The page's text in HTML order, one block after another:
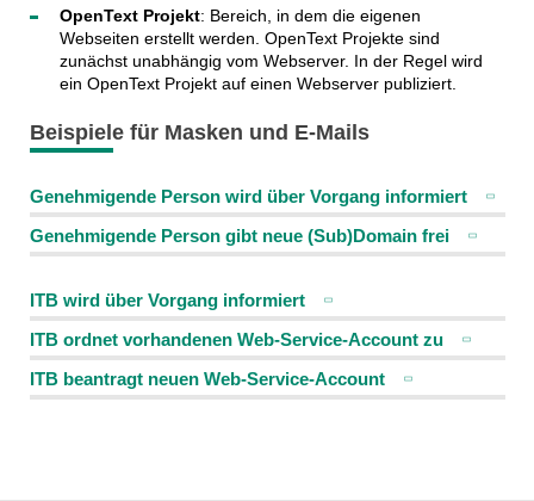
OpenText Projekt: Bereich, in dem die eigenen
Webseiten erstellt werden. OpenText Projekte sind
zunächst unabhängig vom Webserver. In der Regel wird
ein OpenText Projekt auf einen Webserver publiziert.
Beispiele für Masken und E-Mails
Genehmigende Person wird über Vorgang informiert
Genehmigende Person gibt neue (Sub)Domain frei
ITB wird über Vorgang informiert
ITB ordnet vorhandenen Web-Service-Account zu
ITB beantragt neuen Web-Service-Account